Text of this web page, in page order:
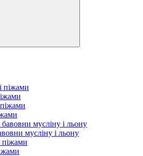
мусліну і льону